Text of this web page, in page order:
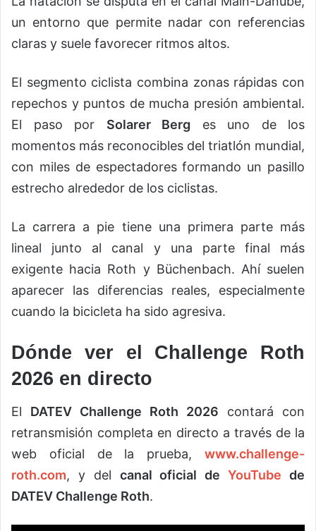
un entorno que permite nadar con referencias
claras y suele favorecer ritmos altos.
El segmento ciclista combina zonas rápidas con
repechos y puntos de mucha presión ambiental.
El paso por Solarer Berg es uno de los
momentos más reconocibles del triatlón mundial,
con miles de espectadores formando un pasillo
estrecho alrededor de los ciclistas.
La carrera a pie tiene una primera parte más
lineal junto al canal y una parte final más
exigente hacia Roth y Büchenbach. Ahí suelen
aparecer las diferencias reales, especialmente
cuando la bicicleta ha sido agresiva.
Dónde ver el Challenge Roth
2026 en directo
El DATEV Challenge Roth 2026 contará con
retransmisión completa en directo a través de la
web oficial de la prueba,
www.challenge-
roth.com, y del canal oficial deYouTube de
DATEV Challenge Roth.